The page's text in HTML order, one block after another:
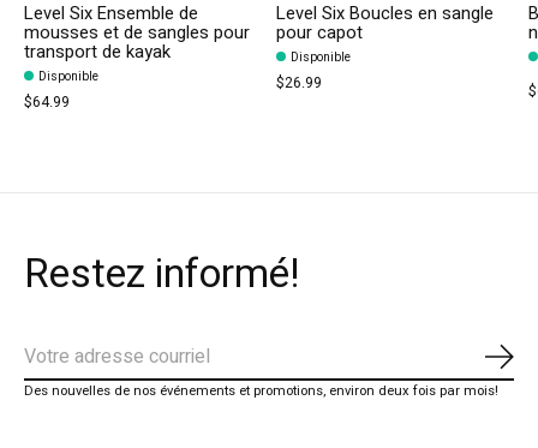
Level Six Ensemble de
mousses et de sangles pour
transport de kayak
Disponible
$64.99
Level Six Boucles en sangle
pour capot
Disponible
$26.99
Restez informé!
Des nouvelles de nos événements et promotions, environ deux fois par mois!